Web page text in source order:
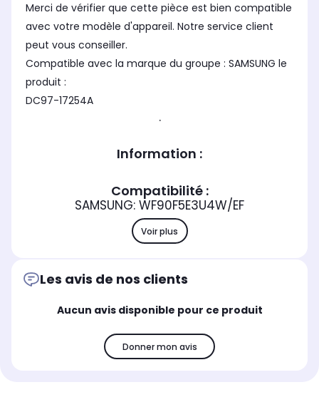
Merci de vérifier que cette pièce est bien compatible
avec votre modèle d'appareil. Notre service client
peut vous conseiller.
Compatible avec la marque du groupe : SAMSUNG le
produit :
DC97-17254A
.
Information :
Compatibilité :
SAMSUNG: WF90F5E3U4W/EF
Voir plus
Les avis de nos clients
Aucun avis disponible pour ce produit
Donner mon avis